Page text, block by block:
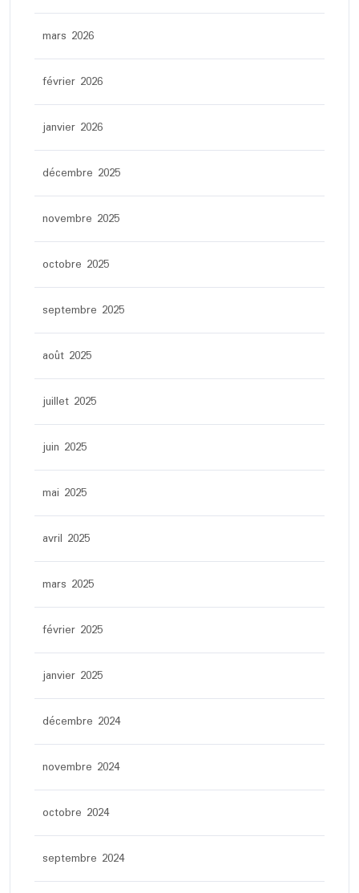
mars 2026
février 2026
janvier 2026
décembre 2025
novembre 2025
octobre 2025
septembre 2025
août 2025
juillet 2025
juin 2025
mai 2025
avril 2025
mars 2025
février 2025
janvier 2025
décembre 2024
novembre 2024
octobre 2024
septembre 2024